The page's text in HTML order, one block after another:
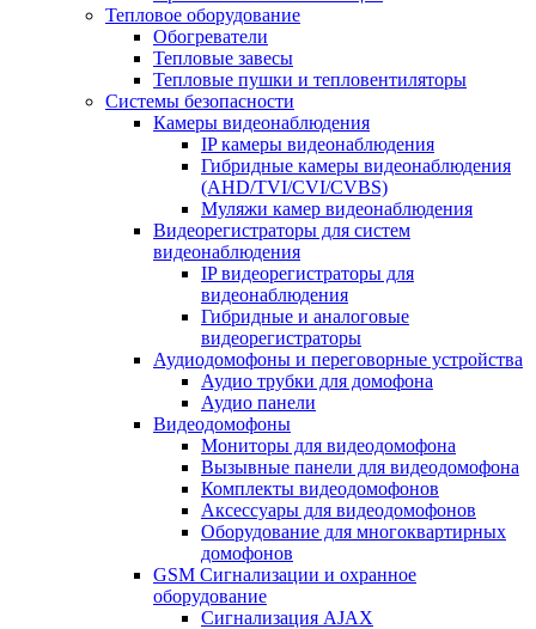
Тепловое оборудование
Обогреватели
Тепловые завесы
Тепловые пушки и тепловентиляторы
Системы безопасности
Камеры видеонаблюдения
IP камеры видеонаблюдения
Гибридные камеры видеонаблюдения
(AHD/TVI/CVI/CVBS)
Муляжи камер видеонаблюдения
Видеорегистраторы для систем
видеонаблюдения
IP видеорегистраторы для
видеонаблюдения
Гибридные и аналоговые
видеорегистраторы
Аудиодомофоны и переговорные устройства
Аудио трубки для домофона
Аудио панели
Видеодомофоны
Мониторы для видеодомофона
Вызывные панели для видеодомофона
Комплекты видеодомофонов
Аксессуары для видеодомофонов
Оборудование для многоквартирных
домофонов
GSM Сигнализации и охранное
оборудование
Сигнализация AJAX